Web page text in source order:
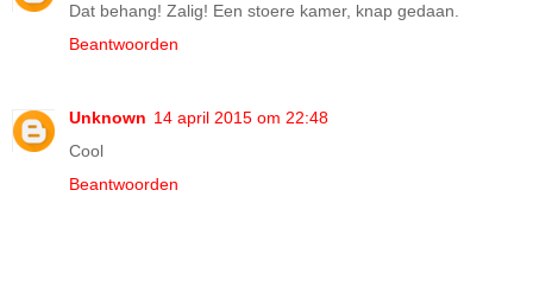
Dat behang! Zalig! Een stoere kamer, knap gedaan.
Beantwoorden
Unknown 14 april 2015 om 22:48
Cool
Beantwoorden